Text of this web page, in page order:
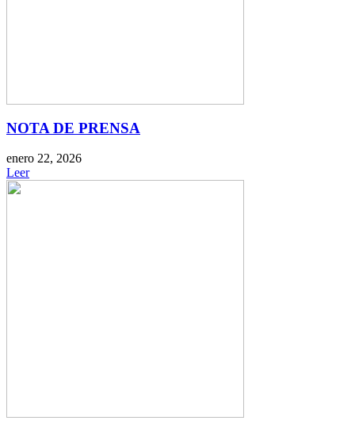
NOTA DE PRENSA
enero 22, 2026
Leer